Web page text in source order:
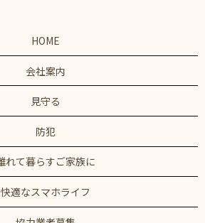
HOME
会社案内
見守る
防犯
れて暮らすご家族に
快適なスマホライフ